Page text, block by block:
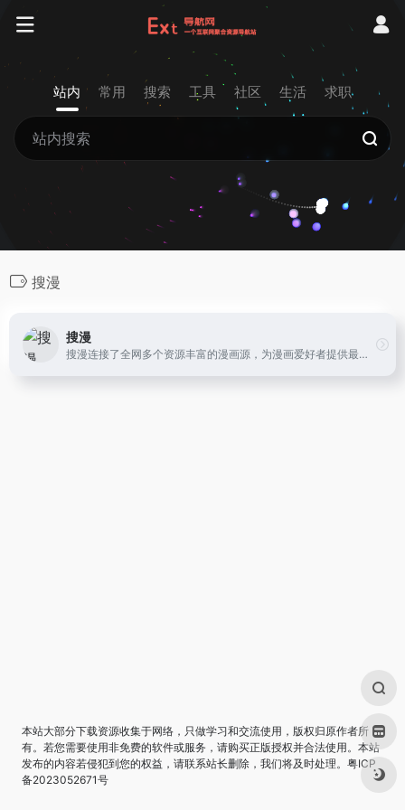
站内 常用 搜索 工具 社区 生活 求职
搜漫
搜漫
搜漫连接了全网多个资源丰富的漫画源，为漫画爱好者提供最新最全的漫画资源搜索服务，带你享受一站式看遍全网漫画的极致体验。
本站大部分下载资源收集于网络，只做学习和交流使用，版权归原作者所
有。若您需要使用非免费的软件或服务，请购买正版授权并合法使用。本站
发布的内容若侵犯到您的权益，请联系站长删除，我们将及时处理。 粤ICP
备2023052671号